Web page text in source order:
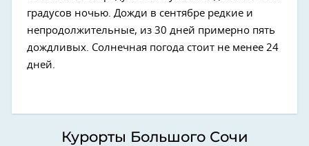
градусов ночью. Дожди в сентябре редкие и
непродолжительные, из 30 дней примерно пять
дождливых. Солнечная погода стоит не менее 24
дней.
Курорты Большого Сочи